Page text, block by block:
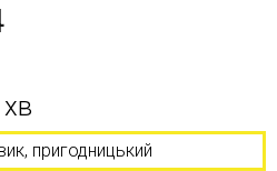
пригодницький